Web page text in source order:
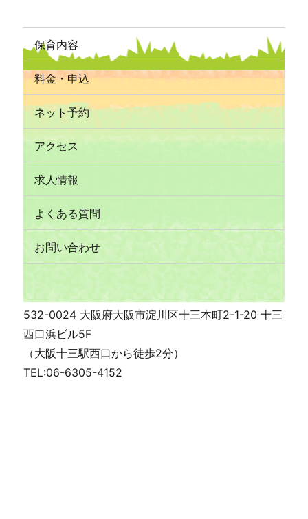
保育内容
料金・申込
ネット予約
アクセス
求人情報
よくある質問
お問い合わせ
532-0024 大阪府大阪市淀川区十三本町2-1-20 十三
西口浜ビル5F
（大阪十三駅西口から徒歩2分）
TEL:06-6305-4152